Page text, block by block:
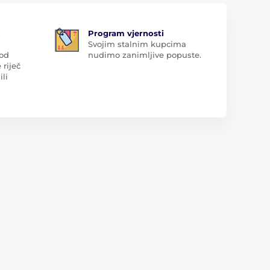
riječ
Program vjernosti
Svojim stalnim kupcima
nudimo zanimljive popuste.